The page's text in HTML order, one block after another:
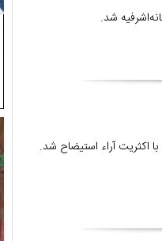
شد.
اکثریت آراء استیضاح شد.